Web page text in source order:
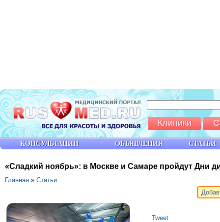
«Сладкий ноябрь»: в Москве и Самаре пройдут Дни
Главная » Статьи
Tweet
КОНСУЛЬТАЦИИ ОБЪЯВЛЕНИЯ СТАТЬИ
Клиники